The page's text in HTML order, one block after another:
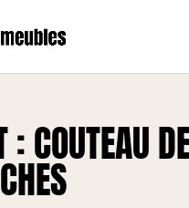
: COUTEAU